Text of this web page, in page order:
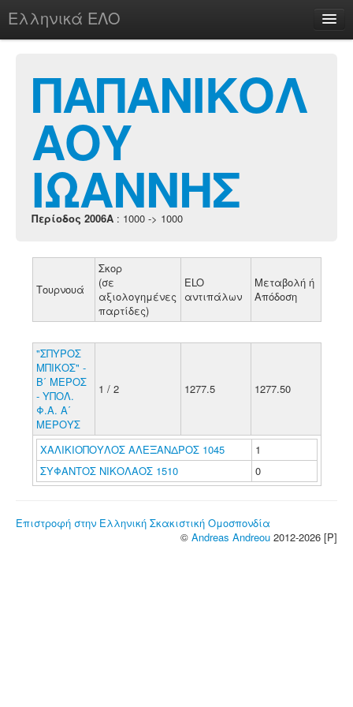
Ελληνικά ΕΛΟ
chesstu.be @ discord
Login
ΠΑΠΑΝΙΚΟΛ
ΑΟΥ
ΙΩΑΝΝΗΣ
Περίοδος 2006A : 1000 -> 1000
Τουρνουά
Σκορ
(σε
αξιολογημένες
παρτίδες)
ELO
αντιπάλων
Μεταβολή ή
Απόδοση
"ΣΠΥΡΟΣ
ΜΠΙΚΟΣ" -
Β΄ ΜΕΡΟΣ
- ΥΠΟΛ.
Φ.Α. Α΄
ΜΕΡΟΥΣ
1 / 2 1277.5 1277.50
ΧΑΛΙΚΙΟΠΟΥΛΟΣ ΑΛΕΞΑΝΔΡΟΣ 1045
1
ΣΥΦΑΝΤΟΣ ΝΙΚΟΛΑΟΣ 1510
0
Επιστροφή στην Ελληνική Σκακιστική Ομοσπονδία
© Andreas Andreou 2012-2026 [P]